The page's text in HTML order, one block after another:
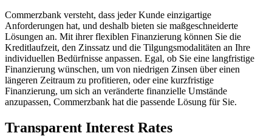
Commerzbank versteht, dass jeder Kunde einzigartige
Anforderungen hat, und deshalb bieten sie maßgeschneiderte
Lösungen an. Mit ihrer flexiblen Finanzierung können Sie die
Kreditlaufzeit, den Zinssatz und die Tilgungsmodalitäten an Ihre
individuellen Bedürfnisse anpassen. Egal, ob Sie eine langfristige
Finanzierung wünschen, um von niedrigen Zinsen über einen
längeren Zeitraum zu profitieren, oder eine kurzfristige
Finanzierung, um sich an veränderte finanzielle Umstände
anzupassen, Commerzbank hat die passende Lösung für Sie.
Transparent Interest Rates